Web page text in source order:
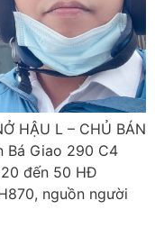
HẬU L – CHỦ BÁN
Bá Giao 290 C4
đến 50 HĐ
nguồn người